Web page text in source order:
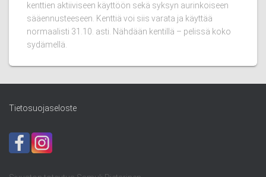
kenttien aktiiviseen käyttöön sekä syksyn aurinkoiseen
sääennusteeseen. Kenttiä voi siis varata ja käyttää
normaalisti 31.10. asti. Nähdään kentillä – pelissä koko
sydämellä.
Tietosuojaseloste